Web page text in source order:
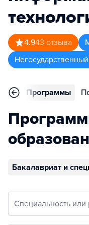
4.943 отзыва
Программы
Бакалавриат и
Специальность или